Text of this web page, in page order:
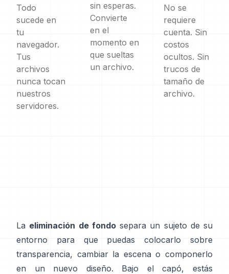
Todo
sucede en
tu
navegador.
Tus
archivos
nunca tocan
nuestros
servidores.
sin esperas.
Convierte
en el
momento en
que sueltas
un archivo.
No se
requiere
cuenta. Sin
costos
ocultos. Sin
trucos de
tamaño de
archivo.
La eliminación de fondosepara un sujeto de su
entorno para que puedas colocarlo sobre
transparencia, cambiar la escena o componerlo
en un nuevo diseño. Bajo el capó, estás